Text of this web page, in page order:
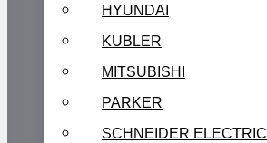
HYUNDAI
KUBLER
MITSUBISHI
PARKER
SCHNEIDER ELECTRIC